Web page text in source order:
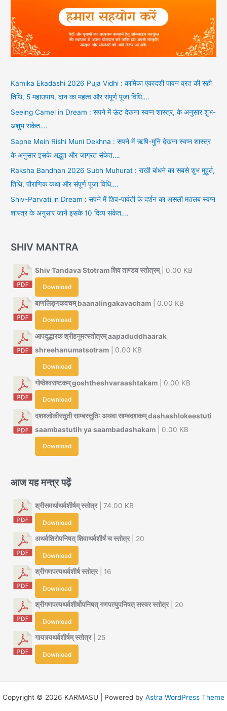
Kamika Ekadashi 2026 Puja Vidhi : कामिका एकादशी पावन व्रत की सही
तिथि, 5 महाउपाय, दान का महत्व और संपूर्ण पूजा विधि….
Seeing Camel in Dream : सपने में ऊंट देखना स्वप्न शास्त्र, के अनुसार शुभ-
अशुभ संकेत….
Sapne Mein Rishi Muni Dekhna : सपने में ऋषि-मुनि देखना स्वप्न शास्त्र
के अनुसार इसके अद्भुत और जाग्रत संकेत….
Raksha Bandhan 2026 Subh Muhurat : राखी बांधने का सबसे शुभ मुहूर्त,
तिथि, पौराणिक कथा और संपूर्ण पूजा विधि….
Shiv-Parvati in Dream : सपने में शिव-पार्वती के दर्शन का असली मतलब स्वप्न
शास्त्र के अनुसार जानें इसके 10 दिव्य संकेत….
SHIV MANTRA
Shiv Tandava Stotram शिव ताण्डव स्तोत्रम्| 0.00 KB
Download
बाणलिङ्गकवचम् baanalingakavacham | 0.00 KB
Download
आपदुद्धारक श्रीहनूमत्स्तोत्रम् aapaduddhaarak
shreehanumatsotram | 0.00 KB
Download
गोष्ठेश्वराष्टकम् goshtheshvaraashtakam | 0.00 KB
Download
दशश्लोकीस्तुती साम्बस्तुतिः अथवा साम्बदशकम् dashashlokeestuti
saambastutih ya saambadashakam | 0.00 KB
Download
आज यह मन्त्र पढ़ें
श्रीसमर्थाथर्वशीर्षम् स्तोत्र| 74.00 KB
Download
अथर्वशिरोपनिषत् शिवाथर्वशीर्षं च स्तोत्र| 20
Download
श्रीगणपत्यथर्वशीर्ष स्तोत्र| 16
Download
श्रीगणपत्यथर्वशीर्षोपनिषत् गणपत्युपनिषत् सस्वर स्तोत्र| 20
Download
गायत्र्यथर्वशीर्षम् स्तोत्र| 25
Download
Copyright © 2026 KARMASU | Powered by Astra WordPress Theme